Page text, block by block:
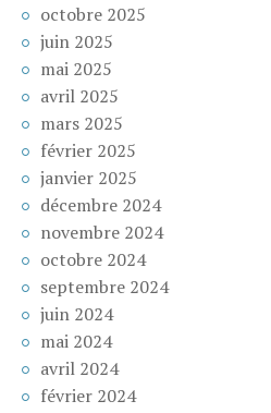
octobre 2025
juin 2025
mai 2025
avril 2025
mars 2025
février 2025
janvier 2025
décembre 2024
novembre 2024
octobre 2024
septembre 2024
juin 2024
mai 2024
avril 2024
février 2024